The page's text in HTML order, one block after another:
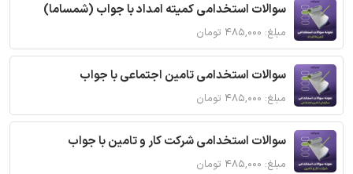
سوالات استخدامی کمیته امداد با جواب (شمساما)
مبلغ: ۴۸۵,۰۰۰ تومان
سوالات استخدامی تامین اجتماعی با جواب
مبلغ: ۴۸۵,۰۰۰ تومان
سوالات استخدامی شرکت کار و تامین با جواب
مبلغ: ۴۸۵,۰۰۰ تومان